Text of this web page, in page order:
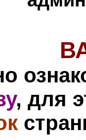
, для